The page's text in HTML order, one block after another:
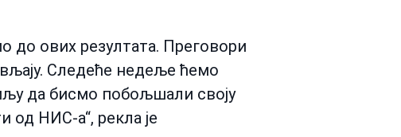
ових резултата. Преговори
Следеће недеље ћемо
да бисмо побољшали своју
од НИС-а“, рекла је